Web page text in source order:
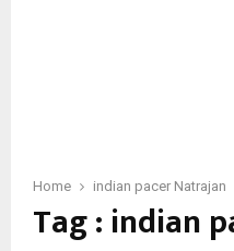
Home indian pacer Natrajan
Tag : indian